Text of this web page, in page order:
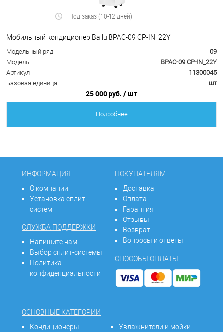
Под заказ (10-12 дней)
Мобильный кондиционер Ballu BPAC-09 CP-IN_22Y
Модельный ряд
09
Модель
BPAC-09 CP-IN_22Y
Артикул
11300045
Базовая единица
шт
25 000 руб. / шт
Подробнее
ИНФОРМАЦИЯ
О компании
Установка сплит-
систем
СЛУЖБА ПОДДЕРЖКИ
Напишите нам
Выбор сплит-системы
Политика
конфиденциальности
ПОКУПАТЕЛЯМ
Доставка
Оплата
Гарантия
Отзывы
Возврат
Вопросы и ответы
СПОСОБЫ ОПЛАТЫ
ОСНОВНЫЕ КАТЕГОРИИ
Кондиционеры
Увлажнители и мойки